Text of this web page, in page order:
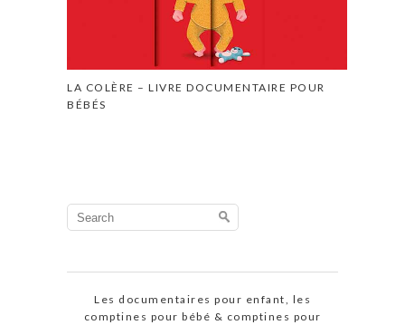
LA COLÈRE – LIVRE DOCUMENTAIRE POUR
BÉBÉS
Search
for:
Les documentaires pour enfant, les
comptines pour bébé & comptines pour